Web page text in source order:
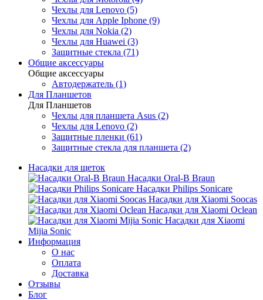
Чехлы для Lenovo (5)
Чехлы для Apple Iphone (9)
Чехлы для Nokia (2)
Чехлы для Huawei (3)
Защитные стекла (71)
Общие аксессуары
Общие аксессуары
Автодержатель (1)
Для Планшетов
Для Планшетов
Чехлы для планшета Asus (2)
Чехлы для Lenovo (2)
Защитные пленки (61)
Защитные стекла для планшета (2)
Насадки для щеток
Насадки Oral-B Braun
Насадки Philips Sonicare
Насадки для Xiaomi Soocas
Насадки для Xiaomi Oclean
Насадки для Xiaomi
Mijia Sonic
Информация
О нас
Оплата
Доставка
Отзывы
Блог